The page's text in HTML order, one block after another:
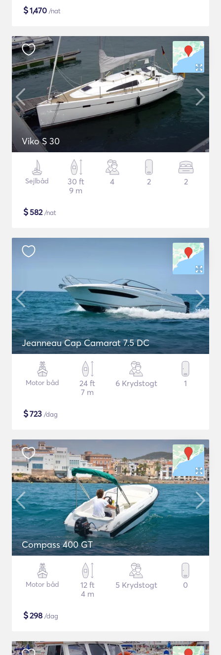
$1,470 /nat
Viko S 30
Sejlbåd
30 ft
9 m
4 2 2
$582/nat
Jeanneau Cap Camarat 7.5 DC
Motor båd
24 ft
7 m
6 Krydstogt 1
$723 /dag
Compass 400 GT
Motor båd
12 ft
4 m
5 Krydstogt 0
$298 /dag